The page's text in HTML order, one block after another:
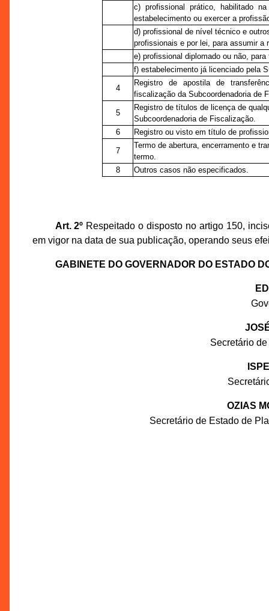
c) profissional prático, habilitado
estabelecimento ou exercer a
d) profissional de nível técnico e
profissionais e por lei, para assumir a
e) profissional diplomado ou não,
f) estabelecimento já licenciado pela
4
Registro de apostila de
fiscalização da Subcoordenadoria de
5
Registro de títulos de licença de
Subcoordenadoria de Fiscalização.
6
Registro ou visto em título de
7
Termo de abertura, encerramento e
termo.
8
Outros casos não especificados.
Art. 2º Respeitado o disposto no artigo 150,
em vigor na data de sua publicação, operando seus
GABINETE DO GOVERNADOR DO ESTADO
Secretário
OZIAS
Secretário de Estado de